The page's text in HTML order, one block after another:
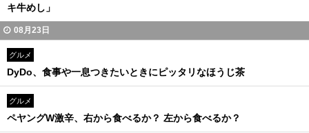
キ牛めし」
08月23日
グルメ
DyDo、食事や一息つきたいときにピッタリなほうじ茶
グルメ
ペヤングW激辛、右から食べるか？ 左から食べるか？